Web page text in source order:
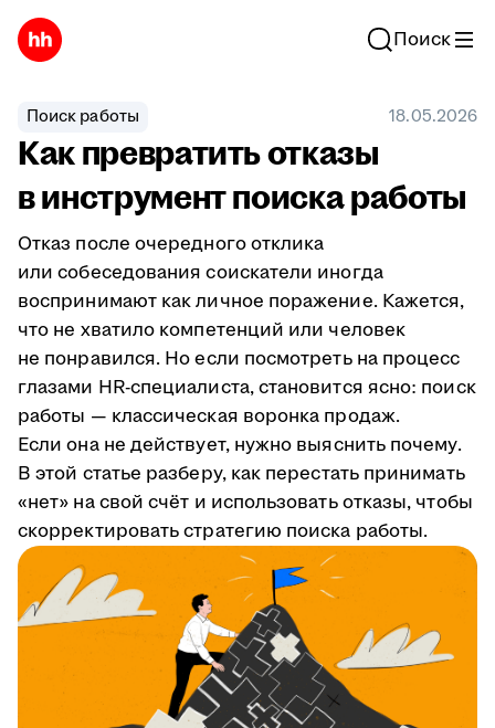
Поиск
Поиск работы 18.05.2026
Как превратить отказы
в инструмент поиска работы
Отказ после очередного отклика
или собеседования соискатели иногда
воспринимают как личное поражение. Кажется,
что не хватило компетенций или человек
не понравился. Но если посмотреть на процесс
глазами HR-специалиста, становится ясно: поиск
работы — классическая воронка продаж.
Если она не действует, нужно выяснить почему.
В этой статье разберу, как перестать принимать
«нет» на свой счёт и использовать отказы, чтобы
скорректировать стратегию поиска работы.